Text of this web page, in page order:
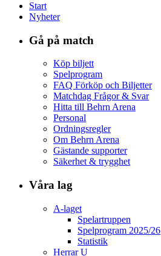
Start
Nyheter
Gå på match
Köp biljett
Spelprogram
FAQ Förköp och Biljetter
Matchdag Frågor & Svar
Hitta till Behrn Arena
Personal
Ordningsregler
Om Behrn Arena
Gästande supporter
Säkerhet & trygghet
Våra lag
A-laget
Spelartruppen
Spelprogram 2025/26
Statistik
Herrar U